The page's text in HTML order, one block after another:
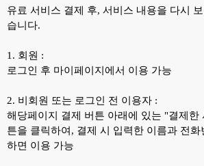
유료 서비스 결제 후, 서비스 내용을 다시
습니다.
1. 회원 :
로그인 후 마이페이지에서 이용 가능
2. 비회원 또는 로그인 전 이용자 :
해당페이지 결제 버튼 아래에 있는 "결제한
튼을 클릭하여, 결제 시 입력한 이름과 전
하면 이용 가능